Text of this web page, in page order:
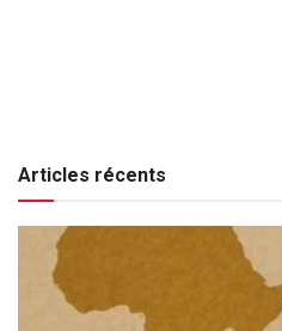
Articles récents